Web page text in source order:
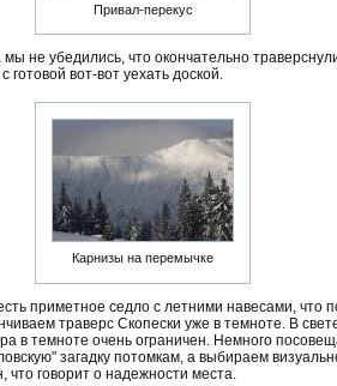
Привал-перекус
не убедились, что окончательно
готовой вот-вот уехать доской.
Карнизы на перемычке
приметное седло с летними навесами, что
траверс Скопески уже в темноте. В
в темноте очень ограничен. Немного
загадку потомкам, а выбираем
что говорит о надежности места.